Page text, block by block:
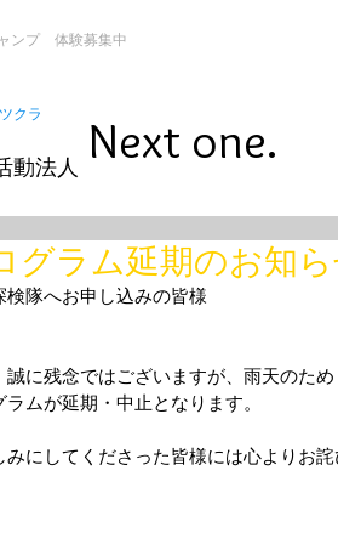
ンプ 体験募集中
クラ
動法人 Next one.
グラム延期のお知
検隊へお申し込みの皆様
誠に残念ではございますが、雨天のため
ムが延期・中止となります。
みにしてくださった皆様には心よりお